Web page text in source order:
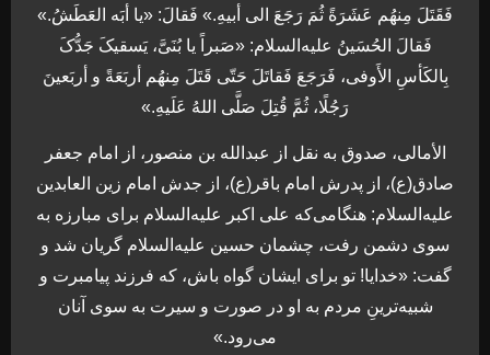
فَقَتَلَ مِنهُم عَشَرَةً ثُمَ رَجَعَ الی أبیهِ.» فَقالَ: «یا أبَه العَطَشُ.»
فَقالَ الحُسَینُ علیه‌السلام: «صَبراً یا بُنَیَّ، یَسقیکَ جَدُّکَ
بِالکَأسِ الأَوفی، فَرَجَعَ فَقاتَلَ حَتّی قَتَلَ مِنهُم أربَعَةً و أربَعینَ
رَجُلًا، ثُمَّ قُتِلَ صَلَّی اللهُ عَلَیهِ.»
الأمالی، صدوق به نقل از عبدالله بن منصور، از امام جعفر
صادق(ع)، از پدرش امام باقر(ع)، از جدش امام زین العابدین
علیه‌السلام: هنگامی‌که علی اکبر علیه‌السلام برای مبارزه به
سوی دشمن رفت، چشمان حسین علیه‌السلام گریان شد و
گفت: «خدایا! تو برای ایشان گواه باش، که فرزند پیامبرت و
شبیه‌ترینِ مردم به او در صورت و سیرت به سوی آنان
می‌رود.»